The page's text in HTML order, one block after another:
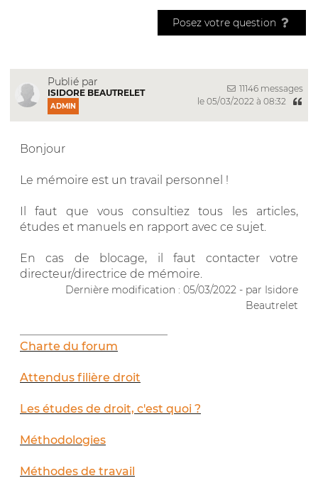
Posez votre question
Publié par
ISIDORE BEAUTRELET
ADMIN
11146 messages
le 05/03/2022 à 08:32
Bonjour
Le mémoire est un travail personnel !
Il faut que vous consultiez tous les articles,
études et manuels en rapport avec ce sujet.
En cas de blocage, il faut contacter votre
directeur/directrice de mémoire.
Dernière modification : 05/03/2022 - par Isidore
Beautrelet
Charte du forum
Attendus filière droit
Les études de droit, c'est quoi ?
Méthodologies
Méthodes de travail